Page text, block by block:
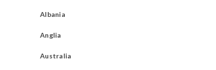
Albania
Anglia
Australia